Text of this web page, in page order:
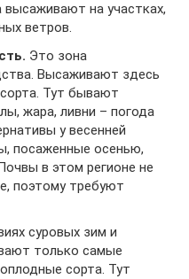
на участках,
ветров.
Это зона
Высаживают здесь
Тут бывают
жара, ливни – погода
у весенней
посаженные осенью,
в этом регионе не
поэтому требуют
суровых зим и
только самые
сорта. Тут